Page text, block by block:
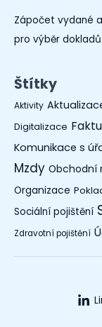
Zápočet vydané
pro výběr dokladů
Štítky
Aktivity
Digitalizace
Komunikace s
Mzdy Obchodní
Organizace
Sociální pojištění
Zdravotní pojištění